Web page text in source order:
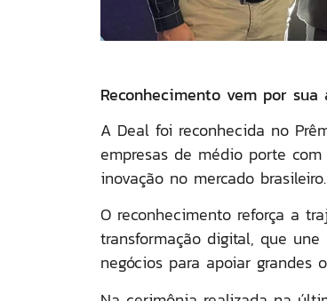
Reconhecimento vem por
A Deal foi reconhecida no
empresas de médio porte
inovação no mercado brasileiro.
O reconhecimento reforça a
transformação digital, que une
negócios para apoiar grandes